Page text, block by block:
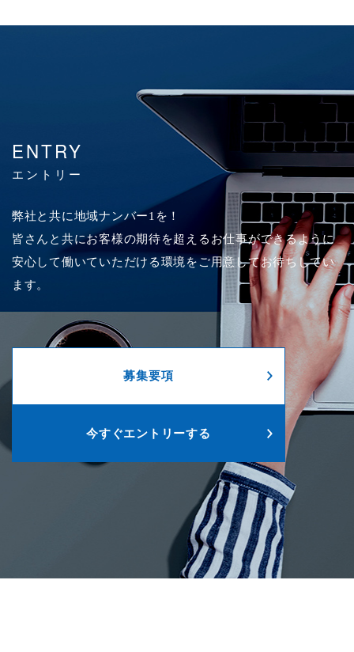
ENTRY
エントリー
弊社と共に地域ナンバー1を！
皆さんと共にお客様の期待を超えるお仕事ができるように
安心して働いていただける環境をご用意してお待ちしてい
ます。
募集要項
今すぐエントリーする